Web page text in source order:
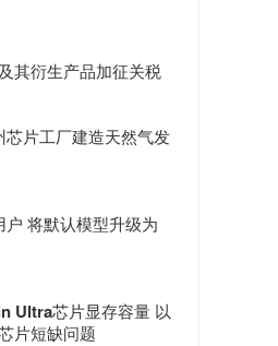
其衍生产品加征关税
片工厂建造天然气发
将默认模型升级为
Ultra芯片显存容量 以
片短缺问题